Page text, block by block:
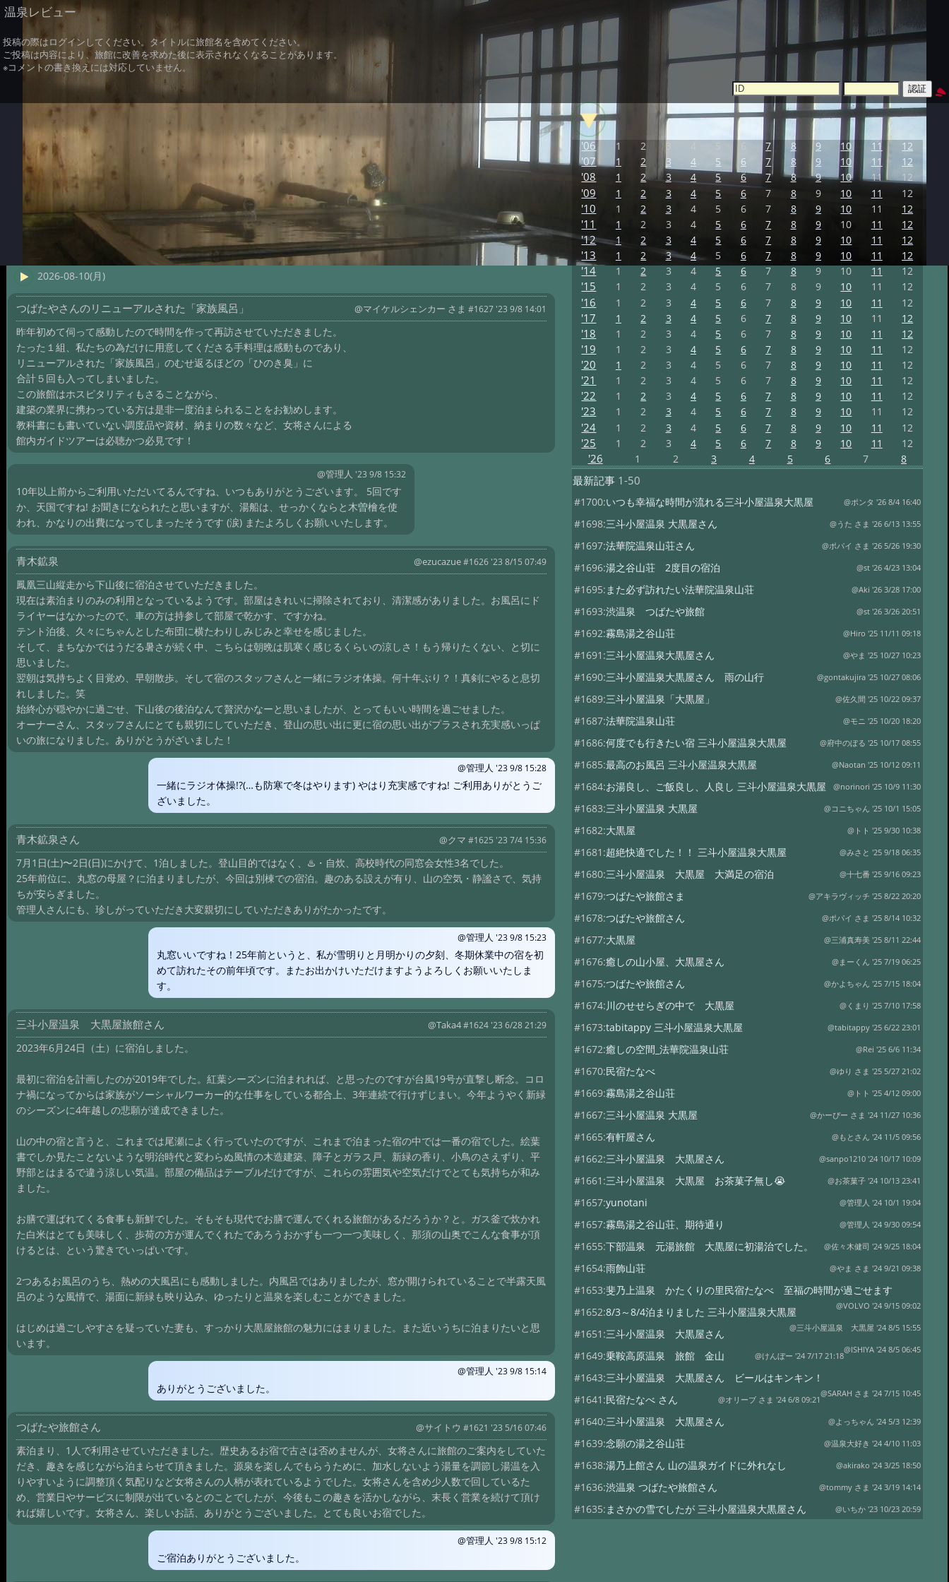
温泉レビュー
投稿の際はログインしてください。タイトルに旅館名を含めてください。
ご投稿は内容により、旅館に改善を求めた後に表示されなくなることがあります。
※コメントの書き換えには対応していません。
2026-08-10(月)
つばたやさんのリニューアルされた「家族風呂」 @マイケルシェンカー さま #1627 '23 9/8 14:01
昨年初めて伺って感動したので時間を作って再訪させていただきました。
たった１組、私たちの為だけに用意してくださる手料理は感動ものであり、
リニューアルされた「家族風呂」のむせ返るほどの「ひのき臭」に
合計５回も入ってしまいました。
この旅館はホスピタリティもさることながら、
建築の業界に携わっている方は是非一度泊まられることをお勧めします。
教科書にも書いていない調度品や資材、納まりの数々など、女将さんによる
館内ガイドツアーは必聴かつ必見です！
@管理人'23 9/8 15:32
10年以上前からご利用いただいてるんですね、いつもありがとうございます。 5回です
か、天国ですね! お聞きになられたと思いますが、湯船は、せっかくならと木曽檜を使
われ、かなりの出費になってしまったそうです (涙) またよろしくお願いいたします。
青木鉱泉 @ezucazue #1626 '23 8/15 07:49
鳳凰三山縦走から下山後に宿泊させていただきました。
現在は素泊まりのみの利用となっているようです。部屋はきれいに掃除されており、清潔感がありました。お風呂にド
ライヤーはなかったので、車の方は持参して部屋で乾かす、ですかね。
テント泊後、久々にちゃんとした布団に横たわりしみじみと幸せを感じました。
そして、まちなかではうだる暑さが続く中、こちらは朝晩は肌寒く感じるくらいの涼しさ！もう帰りたくない、と切に
思いました。
翌朝は気持ちよく目覚め、早朝散歩。そして宿のスタッフさんと一緒にラジオ体操。何十年ぶり？！真剣にやると息切
れしました。笑
始終心が穏やかに過ごせ、下山後の後泊なんて贅沢かなーと思いましたが、とってもいい時間を過ごせました。
オーナーさん、スタッフさんにとても親切にしていただき、登山の思い出に更に宿の思い出がプラスされ充実感いっぱ
いの旅になりました。ありがとうがざいました！
@管理人 '23 9/8 15:28
一緒にラジオ体操!?(…も防寒で冬はやります) やはり充実感ですね! ご利用ありがとうご
ざいました。
青木鉱泉さん @クマ #1625 '23 7/4 15:36
7月1日(土)〜2日(日)にかけて、1泊しました。登山目的ではなく、♨️・自炊、高校時代の同窓会女性3名でした。
25年前位に、丸窓の母屋？に泊まりましたが、今回は別棟での宿泊。趣のある設えが有り、山の空気・静謐さで、気持
ちが安らぎました。
管理人さんにも、珍しがっていただき大変親切にしていただきありがたかったです。
@管理人 '23 9/8 15:23
丸窓いいですね！25年前というと、私が雪明りと月明かりの夕刻、冬期休業中の宿を初
めて訪れたその前年頃です。またお出かけいただけますようよろしくお願いいたしま
す。
三斗小屋温泉 大黒屋旅館さん @Taka4 #1624 '23 6/28 21:29
2023年6月24日（土）に宿泊しました。
最初に宿泊を計画したのが2019年でした。紅葉シーズンに泊まれれば、と思ったのですが台風19号が直撃し断念。コロ
ナ禍になってからは家族がソーシャルワーカー的な仕事をしている都合上、3年連続で行けずじまい。今年ようやく新緑
のシーズンに4年越しの悲願が達成できました。
山の中の宿と言うと、これまでは尾瀬によく行っていたのですが、これまで泊まった宿の中では一番の宿でした。絵葉
書でしか見たことないような明治時代と変わらぬ風情の木造建築、障子とガラス戸、新緑の香り、小鳥のさえずり、平
野部とはまるで違う涼しい気温。部屋の備品はテーブルだけですが、これらの雰囲気や空気だけでとても気持ちが和み
ました。
お膳で運ばれてくる食事も新鮮でした。そもそも現代でお膳で運んでくれる旅館があるだろうか？と。ガス釜で炊かれ
た白米はとても美味しく、歩荷の方が運んでくれたであろうおかずも一つ一つ美味しく、那須の山奥でこんな食事が頂
けるとは、という驚きでいっぱいです。
2つあるお風呂のうち、熱めの大風呂にも感動しました。内風呂ではありましたが、窓が開けられていることで半露天風
呂のような風情で、湯面に新緑も映り込み、ゆったりと温泉を楽しむことができました。
はじめは過ごしやすさを疑っていた妻も、すっかり大黒屋旅館の魅力にはまりました。また近いうちに泊まりたいと思
います。
@管理人 '23 9/8 15:14
ありがとうございました。
つばたや旅館さん @サイトウ #1621 '23 5/16 07:46
素泊まり、1人で利用させていただきました。歴史あるお宿で古さは否めませんが、女将さんに旅館のご案内をしていた
だき、趣きを感じながら泊まらせて頂きました。源泉を楽しんでもらうために、加水しないよう湯量を調節し湯温を入
りやすいように調整頂く気配りなど女将さんの人柄が表れているようでした。女将さんを含め少人数で回しているた
め、営業日やサービスに制限が出ているとのことでしたが、今後もこの趣きを活かしながら、末長く営業を続けて頂け
れば嬉しいです。女将さん、楽しいお話、ありがとうございました。とても良いお宿でした。
@管理人 '23 9/8 15:12
ご宿泊ありがとうございました。
'06 1 2 3 5 6 7 8 9 10 11 12
'07 1 2 3 4 5 6 7 8 9 10 11 12
'08 1 2 3 4 5 6 7 8 9 10 11 12
'09 1 2 3 4 5 6 7 8 9 10 11 12
'10 1 2 3 4 5 6 7 8 9 10 11 12
'11 1 2 3 4 5 6 7 8 9 10 11 12
'12 1 2 3 4 5 6 7 8 9 10 11 12
'13 1 2 3 4 5 6 7 8 9 10 11 12
'14 1 2 3 4 5 6 7 8 9 10 11 12
'15 1 2 3 4 5 6 7 8 9 10 11 12
'16 1 2 3 4 5 6 7 8 9 10 11 12
'17 1 2 3 4 5 6 7 8 9 10 11 12
'18 1 2 3 4 5 6 7 8 9 10 11 12
'19 1 2 3 4 5 6 7 8 9 10 11 12
'20 1 2 3 4 5 6 7 8 9 10 11 12
'21 1 2 3 4 5 6 7 8 9 10 11 12
'22 1 2 3 4 5 6 7 8 9 10 11 12
'23 1 2 3 4 5 6 7 8 9 10 11 12
'24 1 2 3 4 5 6 7 8 9 10 11 12
'25 1 2 3 4 5 6 7 8 9 10 11 12
'26 1 2 3 4 5 6 7 8
最新記事1-50
#1700:いつも幸福な時間が流れる三斗小屋温泉大黒屋 @ポンタ '26 8/4 16:40
#1698:三斗小屋温泉 大黒屋さん @うた さま '26 6/13 13:55
#1697:法華院温泉山荘さん @ポパイ さま '26 5/26 19:30
#1696:湯之谷山荘 2度目の宿泊 @st '26 4/23 13:04
#1695:また必ず訪れたい法華院温泉山荘 @Aki '26 3/28 17:00
#1693:渋温泉 つばたや旅館 @st '26 3/26 20:51
#1692:霧島湯之谷山荘 @Hiro '25 11/11 09:18
#1691:三斗小屋温泉大黒屋さん @やま '25 10/27 10:23
#1690:三斗小屋温泉大黒屋さん 雨の山行 @gontakujira '25 10/27 08:06
#1689:三斗小屋温泉「大黒屋」 @佐久間 '25 10/22 09:37
#1687:法華院温泉山荘 @モニ '25 10/20 18:20
#1686:何度でも行きたい宿 三斗小屋温泉大黒屋 @府中のぼる '25 10/17 08:55
#1685:最高のお風呂 三斗小屋温泉大黒屋 @Naotan '25 10/12 09:11
#1684:お湯良し、ご飯良し、人良し 三斗小屋温泉大黒屋 @norinori '25 10/9 11:30
#1683:三斗小屋温泉 大黒屋 @コニちゃん '25 10/1 15:05
#1682:大黒屋 @トト '25 9/30 10:38
#1681:超絶快適でした！！ 三斗小屋温泉大黒屋 @みさと '25 9/18 06:35
#1680:三斗小屋温泉 大黒屋 大満足の宿泊 @十七番 '25 9/16 09:23
#1679:つばたや旅館さま @アキラヴィッチ '25 8/22 20:20
#1678:つばたや旅館さん @ポパイ さま '25 8/14 10:32
#1677:大黒屋 @三浦真寿美 '25 8/11 22:44
#1676:癒しの山小屋、大黒屋さん @まーくん '25 7/19 06:25
#1675:つばたや旅館さん @かよちゃん '25 7/15 18:04
#1674:川のせせらぎの中で 大黒屋 @くまり '25 7/10 17:58
#1673:tabitappy 三斗小屋温泉大黒屋 @tabitappy '25 6/22 23:01
#1672:癒しの空間_法華院温泉山荘 @Rei '25 6/6 11:34
#1670:民宿たなべ @ゆり さま '25 5/27 21:02
#1669:霧島湯之谷山荘 @トト '25 4/12 09:00
#1667:三斗小屋温泉 大黒屋 @かーぴー さま '24 11/27 10:36
#1665:有軒屋さん @もとさん '24 11/5 09:56
#1662:三斗小屋温泉 大黒屋さん @sanpo1210 '24 10/17 10:09
#1661:三斗小屋温泉 大黒屋 お茶菓子無し😭 @お茶菓子 '24 10/13 23:41
#1657:yunotani @管理人 '24 10/1 19:04
#1657:霧島湯之谷山荘、期待通り @管理人 '24 9/30 09:54
#1655:下部温泉 元湯旅館 大黒屋に初湯治でした。 @佐々木健司 '24 9/25 18:04
#1654:雨飾山荘 @やま さま '24 9/21 09:38
#1653:斐乃上温泉 かたくりの里民宿たなべ 至福の時間が過ごせます
@VOLVO '24 9/15 09:02
#1652:8/3～8/4泊まりました 三斗小屋温泉大黒屋
@三斗小屋温泉 大黒屋 '24 8/5 15:55
#1651:三斗小屋温泉 大黒屋さん
@ISHIYA '24 8/5 06:45
#1649:乗鞍高原温泉 旅館 金山 @けんぼー '24 7/17 21:18
#1643:三斗小屋温泉 大黒屋さん ビールはキンキン！
@SARAH さま '24 7/15 10:45
#1641:民宿たなべ さん @オリーブ さま '24 6/8 09:21
#1640:三斗小屋温泉 大黒屋さん @よっちゃん '24 5/3 12:39
#1639:念願の湯之谷山荘 @温泉大好き '24 4/10 11:03
#1638:湯乃上館さん 山の温泉ガイドに外れなし @akirako '24 3/25 18:50
#1636:渋温泉 つばたや旅館さん @tommy さま '24 3/19 14:14
#1635:まさかの雪でしたが 三斗小屋温泉大黒屋さん @いちか '23 10/23 20:59